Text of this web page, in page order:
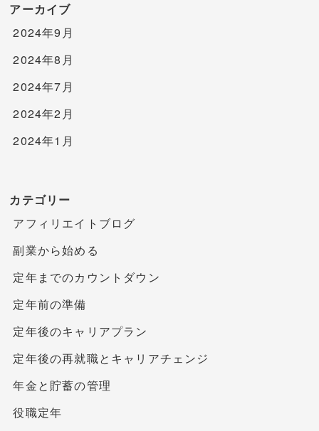
アーカイブ
2024年9月
2024年8月
2024年7月
2024年2月
2024年1月
カテゴリー
アフィリエイトブログ
副業から始める
定年までのカウントダウン
定年前の準備
定年後のキャリアプラン
定年後の再就職とキャリアチェンジ
年金と貯蓄の管理
役職定年